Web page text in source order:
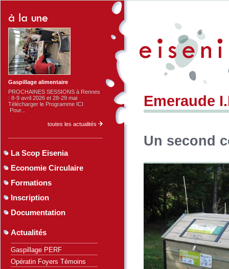
Gaspillage alimentaire
PROCHAINES SESSIONS à Rennes
: 8-9 avril 2026 et 28-29 mai
Télécharger le Programme ICI
Pour...
toutes les actualités
La Scop Eisenia
Economie Circulaire
Formations
Inscription
Documentation
Actualités
Gaspillage PERF
Opératin Foyers Témoins
Emeraude
Un second